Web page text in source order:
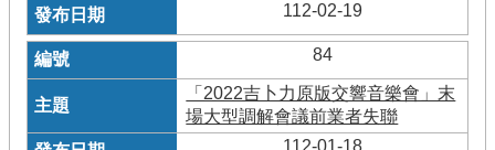
112-02-19
84
「2022吉卜力原版交響音樂會」末
場大型調解會議前業者失聯
112-01-18